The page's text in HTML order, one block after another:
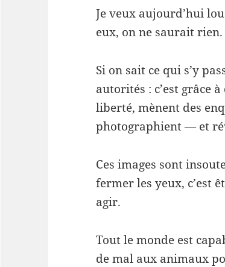
Je veux aujourd’hui
eux, on ne saurait rien.
Si on sait ce qui s’y
autorités : c’est grâce
liberté, mènent des
photographient — et
Ces images sont
fermer les yeux, c’est
agir.
Tout le monde est
de mal aux animaux